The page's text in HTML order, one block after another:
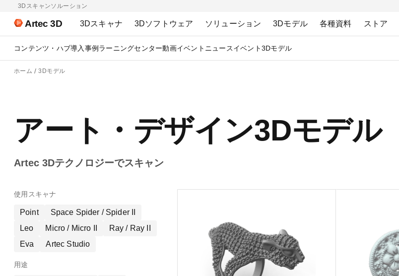
3Dスキャンソルーション
Artec 3D 3Dスキャナ 3Dソフトウェア ソリューション 3Dモデル 各種資料 ストア
コンテンツ・ハブ導入事例 ラーニングセンター動画イベント ニュースイベント3Dモデル
ホーム 3Dモデル
アート・デザイン3Dモデル
Artec 3Dテクノロジーでスキャン
使用スキャナ
Point
Space Spider / Spider II
Leo
Micro / Micro II
Ray / Ray II
Eva
Artec Studio
用途